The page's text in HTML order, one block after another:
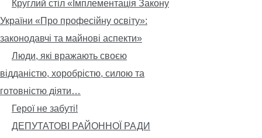
Круглий стіл «Імплементація Закону
України «Про професійну освіту»:
законодавчі та майнові аспекти»
Люди, які вражають своєю
відданістю, хоробрістю, силою та
готовністю діяти…
Герої не забуті!
ДЕПУТАТОВІ РАЙОННОЇ РАДИ